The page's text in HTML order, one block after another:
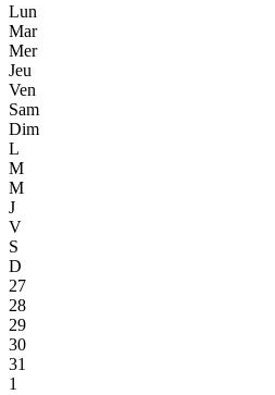
Lun
Mar
Mer
Jeu
Ven
Sam
Dim
L
M
M
J
V
S
D
27
28
29
30
31
1